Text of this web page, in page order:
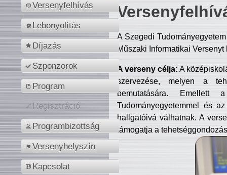
Versenyfelhívás
Lebonyolítás
Díjazás
Szponzorok
Program
Regisztráció
Programbizottság
Versenyhelyszín
Kapcsolat
A Szegedi
Műszaki Informatikai
A verseny célja: A
szervezése, melyen a
bemutatására. Emellett
Tudományegyetemmel és
hallgatóivá válhatnak. A
támogatja a